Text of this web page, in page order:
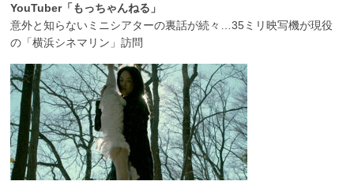
YouTuber「もっちゃんねる」
意外と知らないミニシアターの裏話が続々…35ミリ映写機が現役
の「横浜シネマリン」訪問